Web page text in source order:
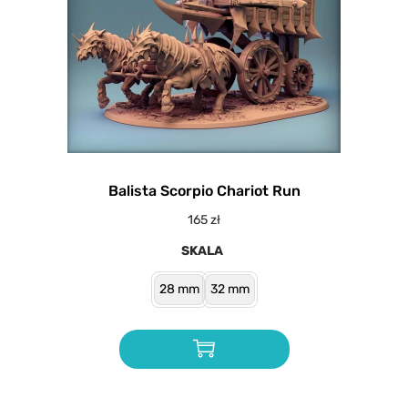
Balista Scorpio Chariot Run
165zł
SKALA
28 mm 32 mm